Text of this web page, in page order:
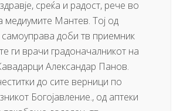
среќа и радост, рече во
медиумите Мантев. Тој од
самоуправа доби тв приемник
ги врачи градоначалникот на
Александар Панов.
до сите верници по
Богојавление., од аптеки